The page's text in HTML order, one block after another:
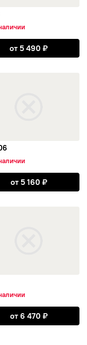
от5 490 ₽
Открыть MG83
от 5 160 ₽
Открыть
от 6 470 ₽
Открыть MG82